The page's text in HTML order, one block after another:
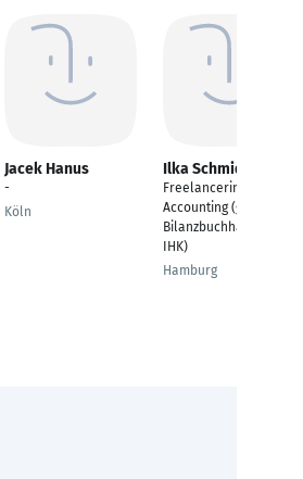
Jacek Hanus
-
Köln
Ilka Schmidt
Freelancerin
Accounting (gepr.
Bilanzbuchhalterin
IHK)
Hamburg